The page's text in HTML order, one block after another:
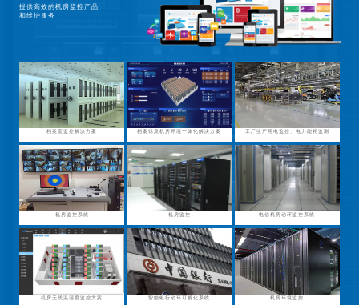
提供高效的机房监控产品
和维护服务
档案室监控解决方案 档案馆及机房环境一体化解决方案 工厂生产用电监控、电力能耗监测
机房监控系统 机房监控 电信机房动环监控系统
机房无线温湿度监控方案 智能银行动环可视化系统 机房环境监控